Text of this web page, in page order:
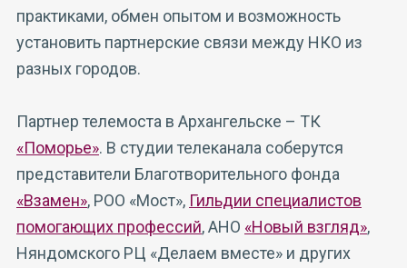
практиками, обмен опытом и возможность
установить партнерские связи между НКО из
разных городов.
Партнер телемоста в Архангельске – ТК
«Поморье». В студии телеканала соберутся
представители Благотворительного фонда
«Взамен», РОО «Мост», Гильдии специалистов
помогающих профессий, АНО «Новый взгляд»,
Няндомского РЦ «Делаем вместе» и других